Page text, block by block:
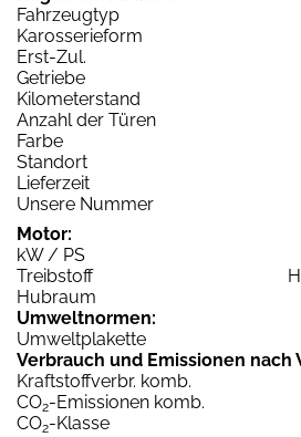
Fahrzeugtyp
Karosserieform
Erst-Zul.
Getriebe
Kilometerstand
Anzahl der Türen
Farbe
Standort
Lieferzeit
Unsere Nummer
Motor:
kW / PS
Treibstoff
Hubraum
Umweltnormen:
Umweltplakette
Verbrauch und Emissionen nach
Kraftstoffverbr. komb.
CO2-Emissionen komb.
CO2-Klasse